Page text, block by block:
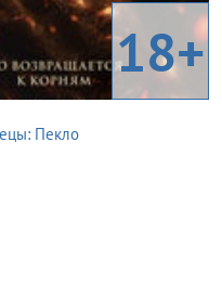
18+
Пекло